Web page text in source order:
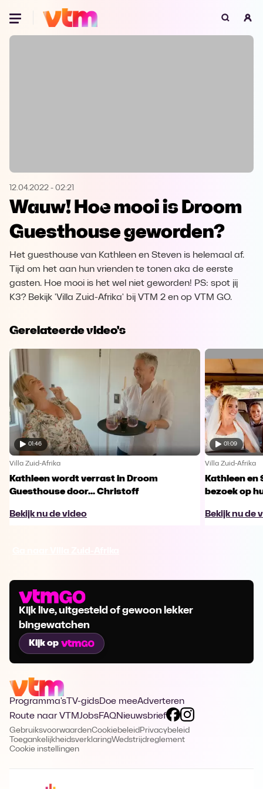
Oeps, browser niet ondersteund
Microsoft Edge Download
Opera Download
12.04.2022 - 02:21
Wauw! Hoe mooi is Droom
Guesthouse geworden?
Het guesthouse van Kathleen en Steven is helemaal af.
Tijd om het aan hun vrienden te tonen aka de eerste
gasten. Hoe mooi is het wel niet geworden! PS: spot jij
K3? Bekijk 'Villa Zuid-Afrika' bij VTM 2 en op VTM GO.
Gerelateerde video's
01:46
Villa Zuid-Afrika
Kathleen wordt verrast in Droom
Guesthouse door... Christoff
Bekijk nu de video
01:09
Villa Zuid-Afrika
Kathleen en
bezoek op
Bekijk nu de
Kijk live, uitgesteld of gewoon lekker
bingewatchen
Kijk op
Programma's TV-gidsDoe meeAdverteren
Route naar VTMJobsFAQNieuwsbrief
GebruiksvoorwaardenCookiebeleid Privacybeleid
ToegankelijkheidsverklaringWedstrijdreglement
Cookie instellingen